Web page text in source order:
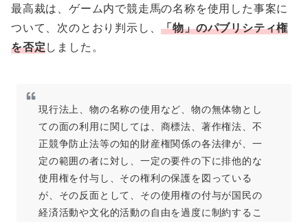
最高裁は、ゲーム内で競走馬の名称を使用した事案に
ついて、次のとおり判示し、「物」のパブリシティ権
を否定しました。
現行法上、物の名称の使用など、物の無体物とし
ての面の利用に関しては、商標法、著作権法、不
正競争防止法等の知的財産権関係の各法律が、一
定の範囲の者に対し、一定の要件の下に排他的な
使用権を付与し、その権利の保護を図っている
が、その反面として、その使用権の付与が国民の
経済活動や文化的活動の自由を過度に制約するこ